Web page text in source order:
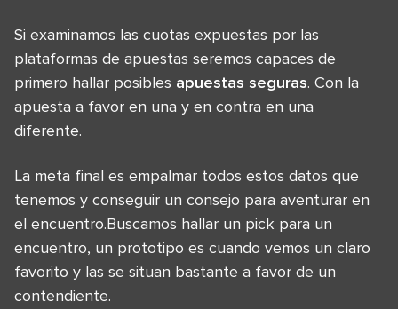
Si examinamos las cuotas expuestas por las
plataformas de apuestas seremos capaces de
primero hallar posibles apuestas seguras. Con la
apuesta a favor en una y en contra en una
diferente.
La meta final es empalmar todos estos datos que
tenemos y conseguir un consejo para aventurar en
el encuentro.Buscamos hallar un pick para un
encuentro, un prototipo es cuando vemos un claro
favorito y las se situan bastante a favor de un
contendiente.